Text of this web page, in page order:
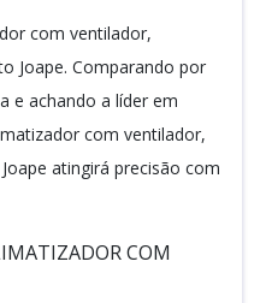
com ventilador,
Joape. Comparando por
e achando a líder em
com ventilador,
atingirá precisão com
COM